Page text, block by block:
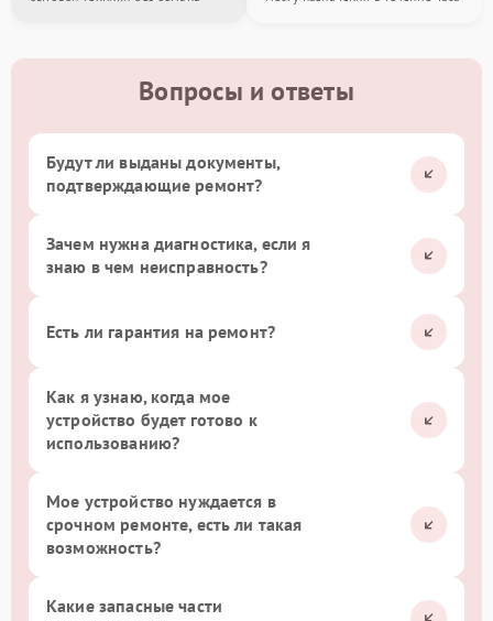
Вопросы и ответы
Будут ли выданы документы,
подтверждающие ремонт?
Зачем нужна диагностика, если я
знаю в чем неисправность?
Есть ли гарантия на ремонт?
Как я узнаю, когда мое
устройство будет готово к
использованию?
Мое устройство нуждается в
срочном ремонте, есть ли такая
возможность?
Какие запасные части